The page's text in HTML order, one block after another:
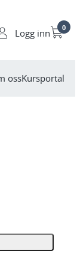
Logg inn 0
ossKursportal